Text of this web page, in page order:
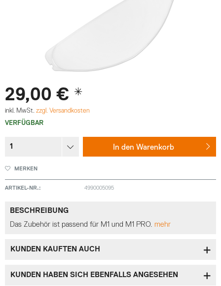
29,00 € *
inkl. MwSt. zzgl. Versandkosten
VERFÜGBAR
In den Warenkorb
MERKEN
ARTIKEL-NR.: 4990005095
BESCHREIBUNG
Das Zubehör ist passend für M1 und M1 PRO. mehr
KUNDEN KAUFTEN AUCH
KUNDEN HABEN SICH EBENFALLS ANGESEHEN